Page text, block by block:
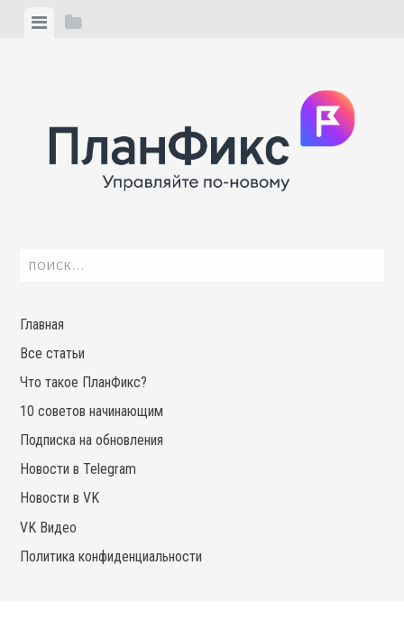
ViewView
Найти:
Главная
Все статьи
Что такое ПланФикс?
10 советов начинающим
Подписка на обновления
Новости в Telegram
Новости в VK
VK Видео
Политика конфиденциальности